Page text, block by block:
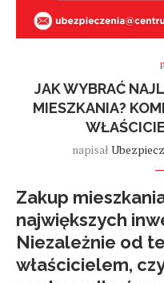
JAK WYBRAĆ
MIESZKANIA?
napisał
Zakup
największych
Niezależnie od
właścicielem,